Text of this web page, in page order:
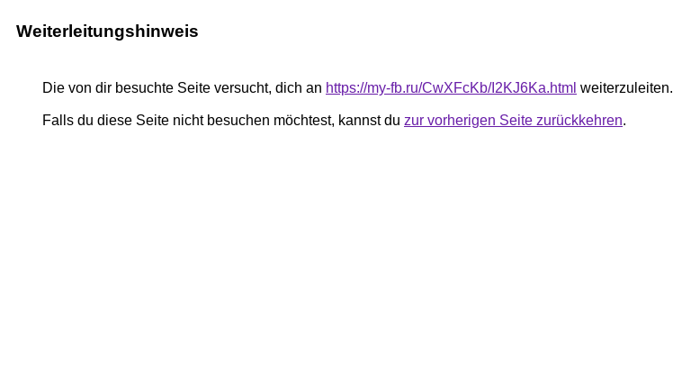
Weiterleitungshinweis
Die von dir besuchte Seite versucht, dich an https://my-fb.ru/CwXFcKb/I2KJ6Ka.html weiterzuleiten.
Falls du diese Seite nicht besuchen möchtest, kannst du zur vorherigen Seite zurückkehren.